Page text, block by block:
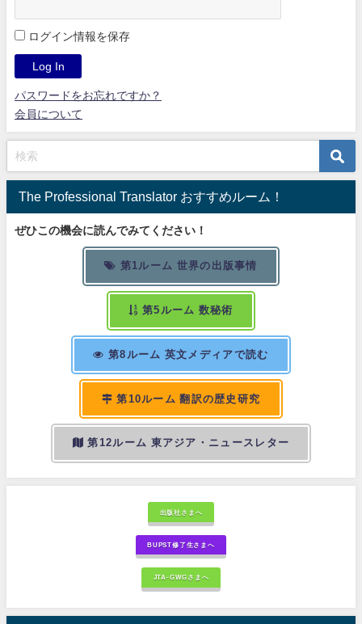
ログイン情報を保存
パスワードをお忘れですか？
会員について
The Professional Translator おすすめルーム！
ぜひこの機会に読んでみてください！
第1ルーム 世界の出版事情
第5ルーム 数秘術
第8ルーム 英文メディアで読む
第10ルーム 翻訳の歴史研究
第12ルーム 東アジア・ニュースレター
出版社さまへ
BUPST修了生さまへ
JTA-GWGさまへ